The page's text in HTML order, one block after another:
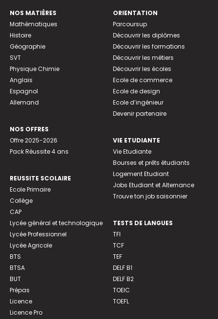
NOS MATIÈRES
Mathématiques
Histoire
Géographie
SVT
Physique Chimie
Anglais
Espagnol
Allemand
NOS OFFRES
Offre 2025-2026
Pack Réussite 4 ans
REUSSITE SCOLAIRE
Ecole Primaire
Collège
CAP
Lycée général et technologique
Lycée Professionnel
Lycée Agricole
BTS
BTSA
BUT
Prépas
Licence
Licence Pro
ORIENTATION
Parcoursup
Découvrir les diplômes
Découvrir les formations
Découvrir les métiers
Découvrir les écoles
Ecole de commerce
Ecole de design
Ecole d’ingénieur
Devenir partenaire
VIE ETUDIANTE
Vie Etudiante
Bourses et prêts étudiants
Logement Etudiant
Jobs Etudiant et Alternance
Trouve ton job saisonnier
TESTS DE LANGUES
TFI
TCF
TEF
DELF B1
DELF B2
TOEIC
TOEFL